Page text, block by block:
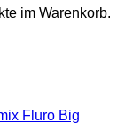
im Warenkorb.
Fluro Big